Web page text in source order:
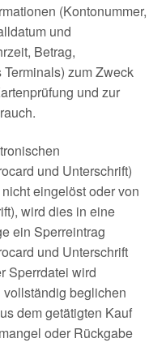
(Kontonummer,
und
Betrag,
zum Zweck
und zur
und Unterschrift)
eingelöst oder von
wird dies in eine
ein Sperreintrag
und Unterschrift
Sperrdatei wird
beglichen
dem getätigten Kauf
oder Rückgabe